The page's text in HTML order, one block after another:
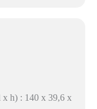
h) : 140 x 39,6 x